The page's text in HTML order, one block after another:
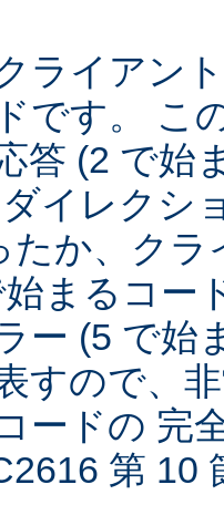
ライアン
です。 こ
答 (2 で始
イレクシ
たか、ク
まるコー
ー (5 で始
すので、
ードの 完
第 10